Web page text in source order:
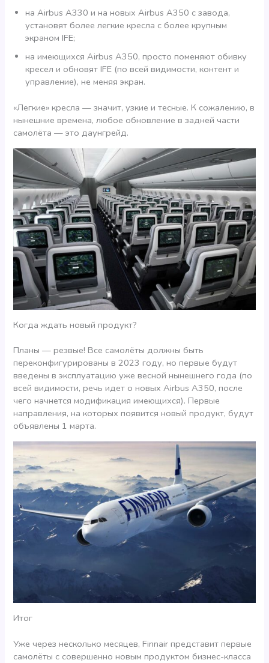
на Airbus A330 и на новых Airbus A350 с завода,
установят более легкие кресла с более крупным
экраном IFE;
на имеющихся Airbus A350, просто поменяют обивку
кресел и обновят IFE (по всей видимости, контент и
управление), не меняя экран.
«Легкие» кресла — значит, узкие и тесные. К сожалению, в
нынешние времена, любое обновление в задней части
самолёта — это даунгрейд.
Когда ждать новый продукт?
Планы — резвые! Все самолёты должны быть
переконфигурированы в 2023 году, но первые будут
введены в эксплуатацию уже весной нынешнего года (по
всей видимости, речь идет о новых Airbus A350, после
чего начнется модификация имеющихся). Первые
направления, на которых появится новый продукт, будут
объявлены 1 марта.
Итог
Уже через несколько месяцев, Finnair представит первые
самолёты с совершенно новым продуктом бизнес-класса